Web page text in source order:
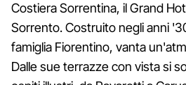
Costiera Sorrentina, il Grand
Sorrento. Costruito negli anni
famiglia Fiorentino, vanta
Dalle sue terrazze con vista si